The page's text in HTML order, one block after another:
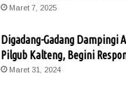
Maret 7, 2025
Digadang-Gadang Dampingi
Pilgub Kalteng, Begini
Maret 31, 2024